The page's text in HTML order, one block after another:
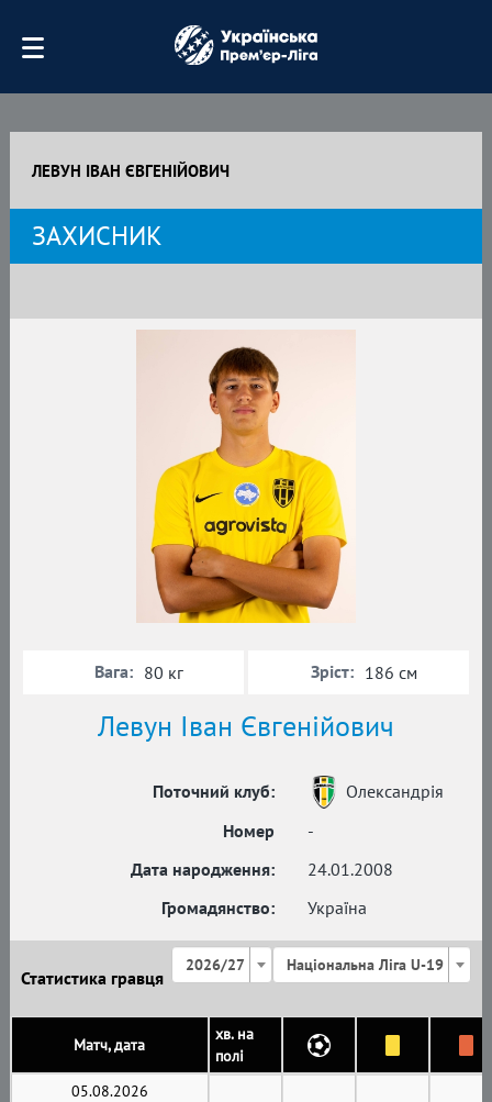
ЛЕВУН ІВАН ЄВГЕНІЙОВИЧ
ЗАХИСНИК
Левун Іван Євгенійович
Поточний клуб:
Олександрія
Номер
-
Дата народження:
24.01.2008
Громадянство:
Україна
Вага: 80 кг Зріст: 186 см
Статистика гравця
2026/27 Національна Ліга U-19
Матч, дата
хв. на
полі
05.08.2026